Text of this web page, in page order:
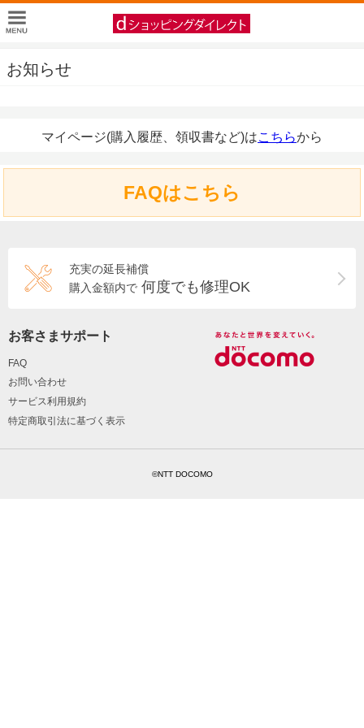
お知らせ
マイページ(購入履歴、領収書など)はこちらから
FAQはこちら
充実の延長補償
購入金額内で 何度でも修理OK
お客さまサポート
FAQ
お問い合わせ
サービス利用規約
特定商取引法に基づく表示
©NTT DOCOMO